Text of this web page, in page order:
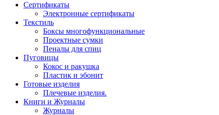
Сертификаты
Электронные сертификаты
Текстиль
Боксы многофункциональные
Проектные сумки
Пеналы для спиц
Пуговицы
Кокос и ракушка
Пластик и эбонит
Готовые изделия
Плечевые изделия.
Книги и Журналы
Журналы